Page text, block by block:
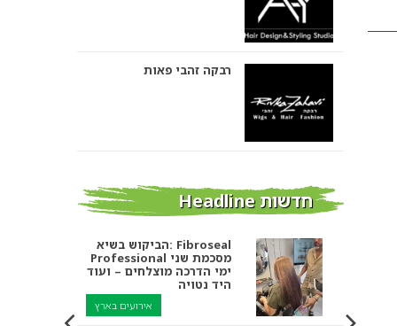
רבקה זהבי פאות
אורטל אדרי עיצוב שיער
חדשות Headline
הביקוש בשיא: Fibroseal
Professional מסכמת שני
ימי הדרכה מוצלחים – ועוד
היד נטויה
אירועים בארץ